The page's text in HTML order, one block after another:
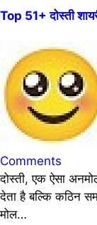
Top 51+ दोस्ती
Comments
दोस्ती, एक ऐसा अनमोल रिश्ता जो न सिर्फ हमारे जीवन को खुशियों से भर
देता है बल्कि कठिन
मोल…